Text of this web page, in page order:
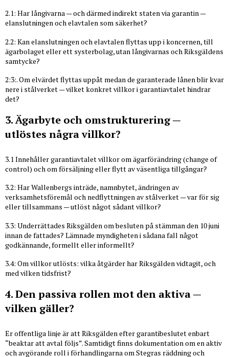
2.1: Har långivarna — och därmed indirekt staten via garantin —
elanslutningen och elavtalen som säkerhet?
2.2: Kan elanslutningen och elavtalen flyttas upp i koncernen, till
ägarbolaget eller ett systerbolag, utan långivarnas och Riksgäldens
samtycke?
2:3:. Om elvärdet flyttas uppåt medan de garanterade lånen blir kvar
nere i stålverket — vilket konkret villkor i garantiavtalet hindrar
det?
3. Ägarbyte och omstrukturering —
utlöstes några villkor?
3.1 Innehåller garantiavtalet villkor om ägarförändring (change of
control) och om försäljning eller flytt av väsentliga tillgångar?
3.2: Har Wallenbergs inträde, namnbytet, ändringen av
verksamhetsföremål och nedflyttningen av stålverket — var för sig
eller tillsammans — utlöst något sådant villkor?
3.3: Underrättades Riksgälden om besluten på stämman den 10 juni
innan de fattades? Lämnade myndigheten i sådana fall något
godkännande, formellt eller informellt?
3.4: Om villkor utlösts: vilka åtgärder har Riksgälden vidtagit, och
med vilken tidsfrist?
4. Den passiva rollen mot den aktiva —
vilken gäller?
Er offentliga linje är att Riksgälden efter garantibeslutet enbart
“beaktar att avtal följs”. Samtidigt finns dokumentation om en aktiv
och avgörande roll i förhandlingarna om Stegras räddning och